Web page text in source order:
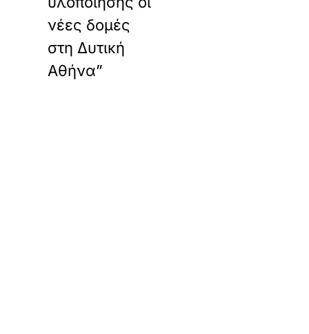
νέες δομές
στη Δυτική
Αθήνα”